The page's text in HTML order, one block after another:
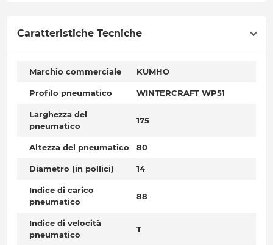
Caratteristiche Tecniche
Marchio commerciale KUMHO
Profilo pneumatico WINTERCRAFT WP51
Larghezza del
pneumatico
175
Altezza del pneumatico 80
Diametro (in pollici) 14
Indice di carico
pneumatico
88
Indice di velocità
pneumatico
T